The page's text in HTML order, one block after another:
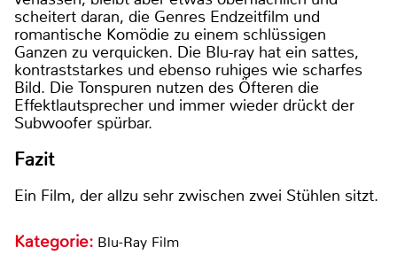
scheitert daran, die Genres Endzeitfilm und
romantische Komödie zu einem schlüssigen
Ganzen zu verquicken. Die Blu-ray hat ein sattes,
kontraststarkes und ebenso ruhiges wie scharfes
Bild. Die Tonspuren nutzen des Öfteren die
Effektlautsprecher und immer wieder drückt der
Subwoofer spürbar.
Fazit
Ein Film, der allzu sehr zwischen zwei Stühlen sitzt.
Kategorie: Blu-Ray Film